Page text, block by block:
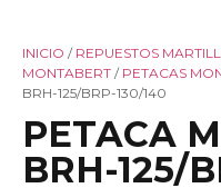
INICIO / REPUESTOS
MONTABERT / PETACAS
BRH-125/BRP-130/140
PETACA
BRH-125/